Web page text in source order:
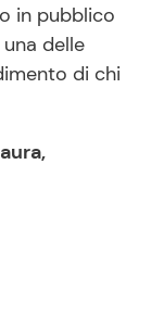
in pubblico
delle
di chi